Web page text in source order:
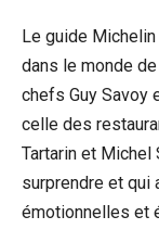
Le guide
dans le monde
chefs Guy Savoy
celle des
Tartarin et Michel
surprendre et qui
émotionnelles et